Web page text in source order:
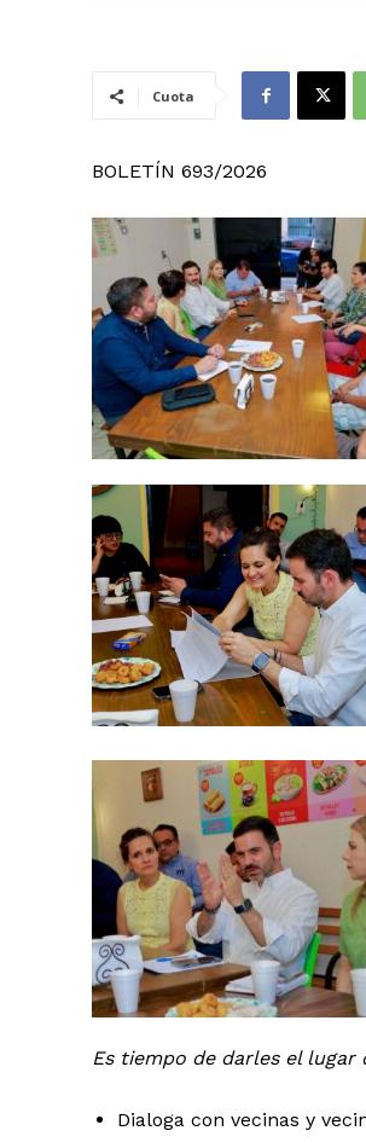
Cuota
BOLETÍN 693/2026
Es tiempo de darles el lugar
Dialoga con vecinas y